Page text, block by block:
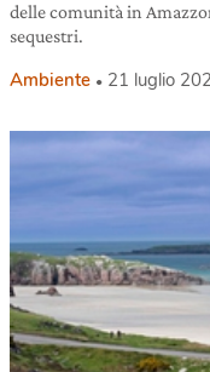
delle comunità in
sequestri.
Ambiente 21 luglio